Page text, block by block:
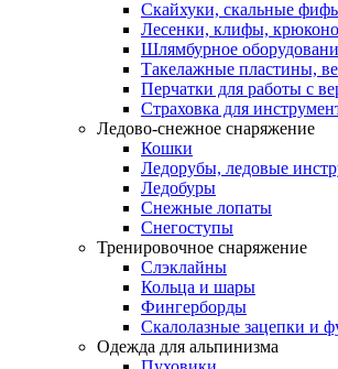
Скайхуки, скальные
Лесенки, клифы,
Шлямбурное
Такелажные пластины,
Перчатки для работы с
Страховка для
Ледово-снежное снаряжение
Кошки
Ледорубы, ледовые
Ледобуры
Снежные лопаты
Снегоступы
Тренировочное снаряжение
Слэклайны
Кольца и шары
Фингерборды
Скалолазные зацепки и
Одежда для альпинизма